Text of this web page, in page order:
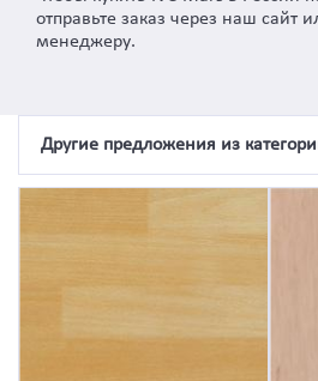
отправьте заказ через наш сайт
менеджеру.
Другие предложения из